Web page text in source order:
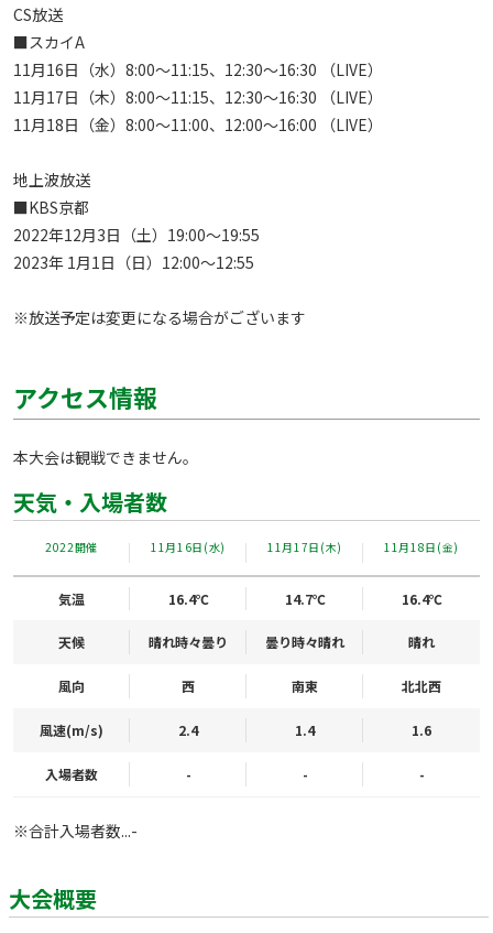
CS放送
■スカイA
11月16日（水）8:00～11:15、12:30～16:30 （LIVE）
11月17日（木）8:00～11:15、12:30～16:30 （LIVE）
11月18日（金）8:00～11:00、12:00～16:00 （LIVE）
地上波放送
■KBS京都
2022年12月3日（土）19:00～19:55
2023年 1月1日（日）12:00～12:55
※放送予定は変更になる場合がございます
アクセス情報
本大会は観戦できません。
天気・入場者数
2022開催 11月16日(水) 11月17日(木) 11月18日(金)
気温 16.4℃ 14.7℃ 16.4℃
天候 晴れ時々曇り 曇り時々晴れ 晴れ
風向 西 南東 北北西
風速(m/s) 2.4 1.4 1.6
入場者数 - - -
※合計入場者数...-
大会概要